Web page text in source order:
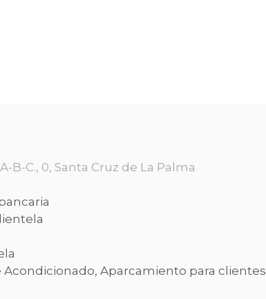
B-C., 0, Santa Cruz de La Palma
Aparcamiento para clientes